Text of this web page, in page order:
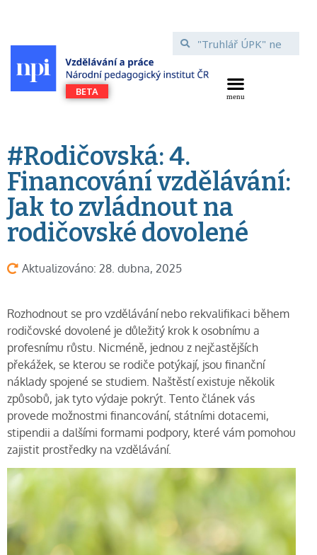
#Rodičovská: 4.
Financování vzdělávání:
Jak to zvládnout na
rodičovské dovolené
Aktualizováno: 28. dubna, 2025
Rozhodnout se pro vzdělávání nebo rekvalifikaci během
rodičovské dovolené je důležitý krok k osobnímu a
profesnímu růstu. Nicméně, jednou z nejčastějších
překážek, se kterou se rodiče potýkají, jsou finanční
náklady spojené se studiem. Naštěstí existuje několik
způsobů, jak tyto výdaje pokrýt. Tento článek vás
provede možnostmi financování, státními dotacemi,
stipendii a dalšími formami podpory, které vám pomohou
zajistit prostředky na vzdělávání.